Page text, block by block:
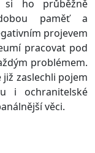
si ho průběžně
paměť a
projevem
pracovat pod
problémem.
zaslechli pojem
i ochranitelské
věci.